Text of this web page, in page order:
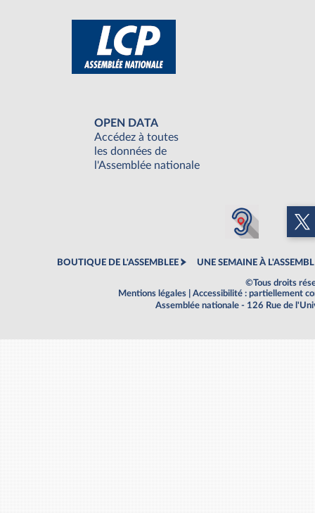
OPEN DATA
Accédez à toutes
les données de
l'Assemblée nationale
BOUTIQUE DE L'ASSEMBLEE UNE SEMAINE À
©Tous droits
Mentions légales
Accessibilité : partiellement
Assemblée nationale - 126 Rue de